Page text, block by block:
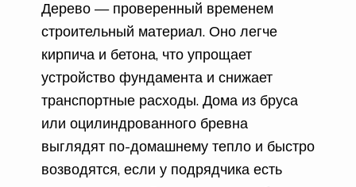
Дерево — проверенный временем
строительный материал. Оно легче
кирпича и бетона, что упрощает
устройство фундамента и снижает
транспортные расходы. Дома из бруса
или оцилиндрованного бревна
выглядят по-домашнему тепло и быстро
возводятся, если у подрядчика есть